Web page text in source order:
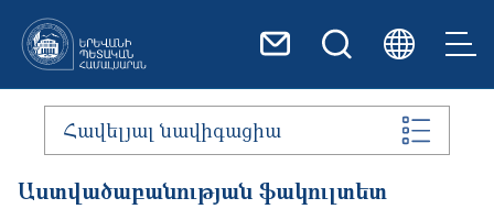
Հավելյալ նավիգացիա
Աստվածաբանության ֆակուլտետ